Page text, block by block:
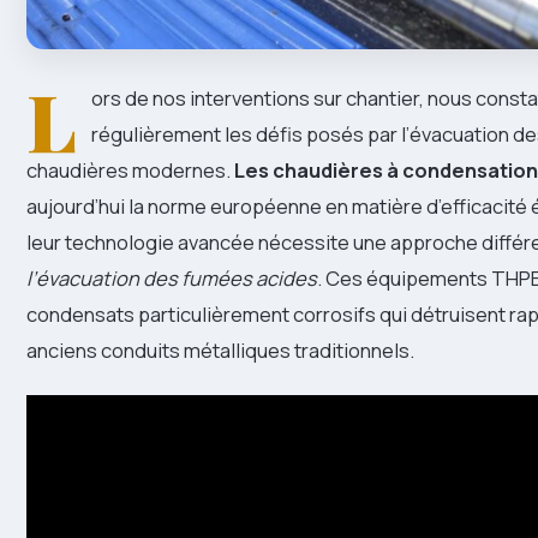
L ors de nos interventions sur chantier, nous
régulièrement les défis posés par l’évacuation
chaudières modernes. Les chaudières à condensation
aujourd’hui la norme européenne en matière
leur technologie avancée nécessite une approche
l’évacuation des fumées acides. Ces équipements
condensats particulièrement corrosifs qui détruisent
anciens conduits métalliques traditionnels.